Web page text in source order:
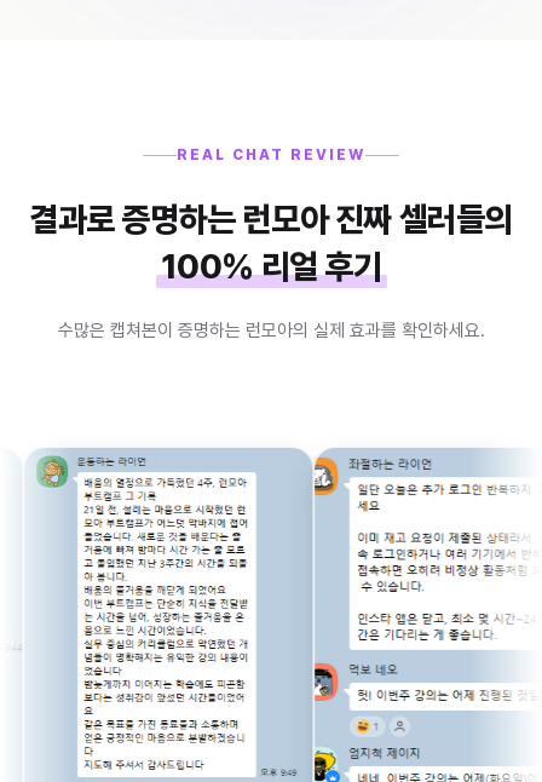
REAL CHAT REVIEW
결과로 증명하는 런모아진짜 셀러들의
100% 리얼 후기
수많은 캡쳐본이 증명하는 런모아의 실제 효과를 확인하세요.